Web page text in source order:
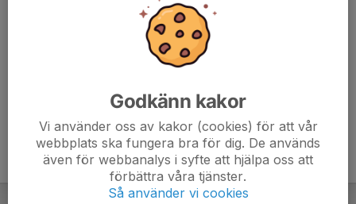
Godkänn kakor
Vi använder oss av kakor (cookies) för att vår
webbplats ska fungera bra för dig. De används
även för webbanalys i syfte att hjälpa oss att
förbättra våra tjänster.
Så använder vi cookies